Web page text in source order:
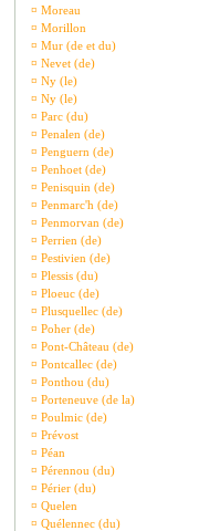
¤ Moreau
¤ Morillon
¤ Mur (de et du)
¤ Nevet (de)
¤ Ny (le)
¤ Ny (le)
¤ Parc (du)
¤ Penalen (de)
¤ Penguern (de)
¤ Penhoet (de)
¤ Penisquin (de)
¤ Penmarc'h (de)
¤ Penmorvan (de)
¤ Perrien (de)
¤ Pestivien (de)
¤ Plessis (du)
¤ Ploeuc (de)
¤ Plusquellec (de)
¤ Poher (de)
¤ Pont-Château (de)
¤ Pontcallec (de)
¤ Ponthou (du)
¤ Porteneuve (de la)
¤ Poulmic (de)
¤ Prévost
¤ Péan
¤ Pérennou (du)
¤ Périer (du)
¤ Quelen
¤ Quélennec (du)